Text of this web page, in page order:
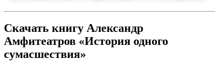
Скачать книгу Александр
Амфитеатров «История одного
сумасшествия»